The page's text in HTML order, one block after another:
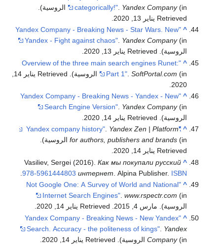
categorically!" Yandex Company(in الروسية)
.
Retrieved يناير 13, 2020
^
"Yandex Company - Breaking News - Star Wars. New
Yandex - Fight against chaos". Yandex Company(in
الروسية). Retrieved يناير 13, 2020
.
^
"Overview of the three main search engines Runet:
Part 1" .SoftPortal.com (in الروسية)
2020
^
"Yandex Company - Breaking News - Yandex - New
Search Engine Version" Yandex Company(in
الروسية). Retrieved يناير 14, 2020
^
"Yandex company history"
. Yandex Zen | Platform
for authors, publishers and brands (in الروسية)
.
Retrieved يناير 14, 2020
.
^
Vasiliev, Sergei (2016).Как мы покупали русский
интернет . Alpina Publisher. ISBN
978-5961444803
.
^
"Not Google One: A Survey of World and National
Internet Search Engines".www.rspectr.com (in
الروسية). مارس 4, 2015
. Retrieved يناير 14, 2020
.
^
"Yandex Company - Breaking News - New Yandex
Search. Accuracy - the politeness of kings" Yandex
Company(in الروسية) . Retrieved يناير 14, 2020